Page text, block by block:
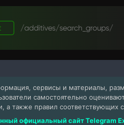
сервисы и материалы,
самостоятельно
а также правил соответствующих
официальный сайт Telegram